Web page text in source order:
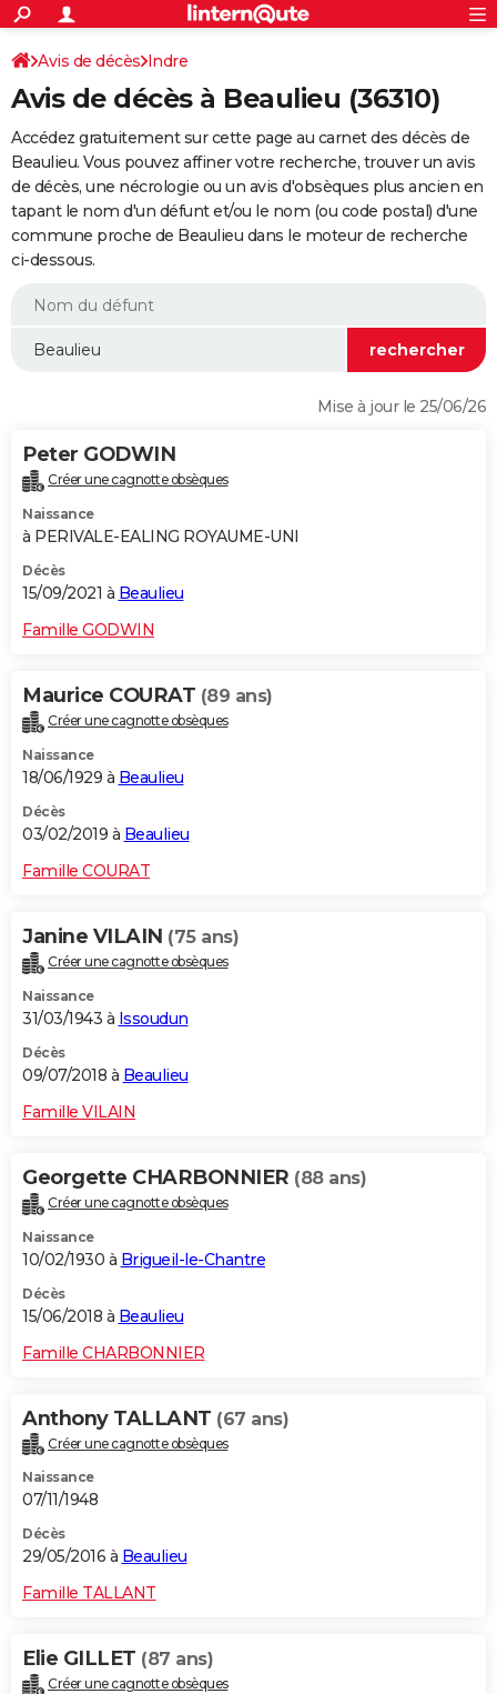
ACTUALITÉS
Politique
Société
Faits Divers
Education
Monde
Villes
+
SPORT
Coupe du monde 2026
Football
Tennis
Cyclisme
Rugby
Forum
Programme TV
TNT
Streaming
Cinéma
Sorties cinéma
Musique
+
FINANCE
Retraite
Epargne
Immobilier
Risques naturels par ville
Assurance
AUTO
Essais
Réserver un essai
Citadines
Berlines
SUV
Forum auto
+HIGH-TECH
BRICOLAGE
WEEK-END
Alimentation
Guide de la santé
Maladies
Médicaments
Sommeil
VOYAGE
Destinations
City break
Voyage nature
Voyage de noces
Forum
Climat
+
GUIDES D'ACHAT
Carte de Noël
Carte Bonne année
Carte Saint-Valentin
Carte Pâques
Carte d'anniversaire
DICTIONNAIRE
Dictionnaire
Biographies
Citations
Expressions
Proverbes
PROGRAMME TV
S'inscrire
Se connecter
Lycées
Collèges
Primaires
Universités
Entreprises
Service militaire
Avis de recherche
AVIS DE DÉCÈS
FORUM
Bricolage
Lifestyle
Culture
Television
Voyage
Avis de décès Indre
Avis de décès à Beaulieu (36310)
Accédez gratuitement sur cette page au carnet des décès de
Beaulieu. Vous pouvez affiner votre recherche, trouver un avis
de décès, une nécrologie ou un avis d'obsèques plus ancien en
tapant le nom d'un défunt et/ou le nom (ou code postal) d'une
commune proche de Beaulieu dans le moteur de recherche
ci-dessous.
Mise à jour le 25/06/26
Peter GODWIN
Créer une cagnotte obsèques
Naissance
à PERIVALE-EALING ROYAUME-UNI
Décès
15/09/2021 à Beaulieu
Famille GODWIN
Maurice COURAT (89 ans)
Créer une cagnotte obsèques
Naissance
18/06/1929 à Beaulieu
Décès
03/02/2019 à Beaulieu
Famille COURAT
Janine VILAIN (75 ans)
Créer une cagnotte obsèques
Naissance
31/03/1943 à Issoudun
Décès
09/07/2018 à Beaulieu
Famille VILAIN
Georgette CHARBONNIER (88 ans)
Créer une cagnotte obsèques
Naissance
10/02/1930 à Brigueil-le-Chantre
Décès
15/06/2018 à Beaulieu
Famille CHARBONNIER
Anthony TALLANT (67 ans)
Créer une cagnotte obsèques
Naissance
07/11/1948
Décès
29/05/2016 à Beaulieu
Famille TALLANT
Elie GILLET (87 ans)
Créer une cagnotte obsèques